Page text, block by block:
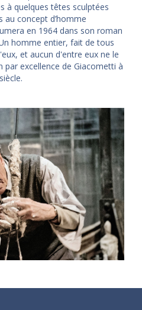
à quelques têtes sculptées
concept d’homme
en 1964 dans son roman
homme entier, fait de tous
et aucun d'entre eux ne le
par excellence de Giacometti à